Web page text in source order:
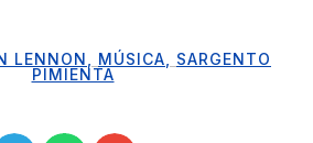
LENNON MÚSICA
SARGENTO
PIMIENTA